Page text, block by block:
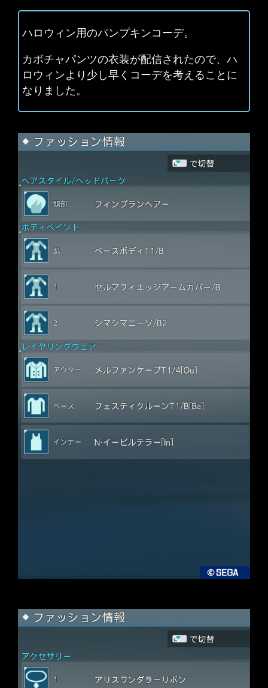
ハロウィン用のパンプキンコーデ。
カボチャパンツの衣装が配信されたので、ハ
ロウィンより少し早くコーデを考えることに
なりました。